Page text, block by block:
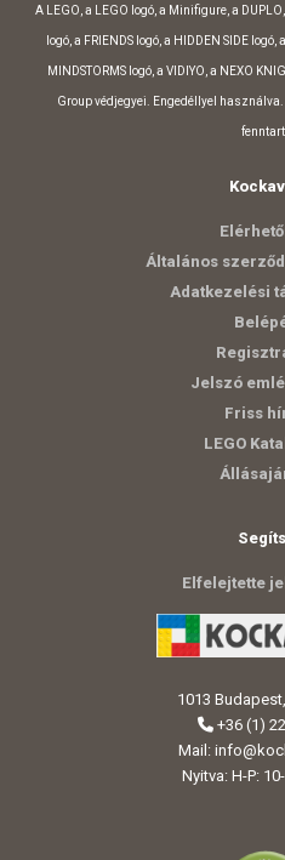
A LEGO, a LEGO logó, a Minifigure, a
logó, a FRIENDS logó, a HIDDEN SIDE
MINDSTORMS logó, a VIDIYO, a NEXO
Group védjegyei. Engedéllyel
Általános
Adatkezelési
Jelszó
Friss
LEGO
Elfelejtette
1013
+36 (1)
Mail:
Nyitva: H-P: